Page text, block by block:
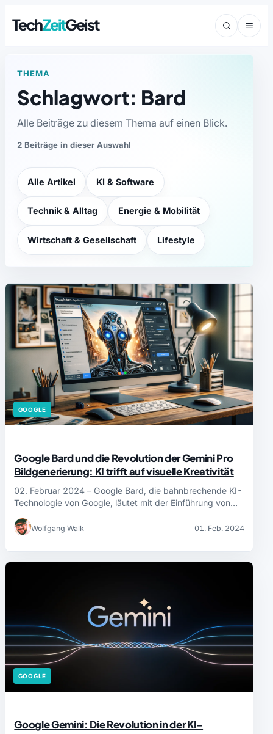
TechZeitGeist
THEMA
Schlagwort: Bard
Alle Beiträge zu diesem Thema auf einen Blick.
2 Beiträge in dieser Auswahl
Alle Artikel KI & Software
Technik & Alltag Energie & Mobilität
Wirtschaft & Gesellschaft Lifestyle
GOOGLE
Google Bard und die Revolution der Gemini Pro
Bildgenerierung: KI trifft auf visuelle Kreativität
02. Februar 2024 – Google Bard, die bahnbrechende KI-
Technologie von Google, läutet mit der Einführung von…
Wolfgang Walk 01. Feb. 2024
GOOGLE
Google Gemini: Die Revolution in der KI-